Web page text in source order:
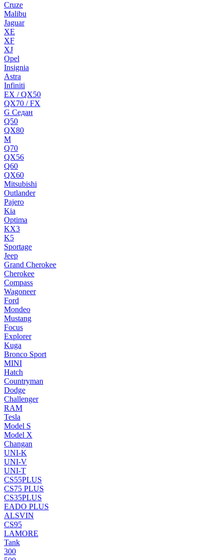
Cruze
Malibu
Jaguar
XE
XF
XJ
Opel
Insignia
Astra
Infiniti
EX / QX50
QX70 / FX
G Cедан
Q50
QX80
M
Q70
QX56
Q60
QX60
Mitsubishi
Outlander
Pajero
Kia
Optima
KX3
K5
Sportage
Jeep
Grand Cherokee
Cherokee
Compass
Wagoneer
Ford
Mondeo
Mustang
Focus
Explorer
Kuga
Bronco Sport
MINI
Hatch
Countryman
Dodge
Challenger
RAM
Tesla
Model S
Model X
Changan
UNI-K
UNI-V
UNI-T
CS55PLUS
CS75 PLUS
CS35PLUS
EADO PLUS
ALSVIN
CS95
LAMORE
Tank
300